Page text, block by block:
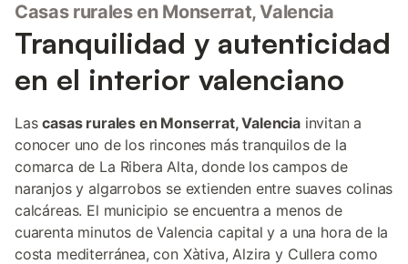
Casas rurales en Monserrat, Valencia
Tranquilidad y autenticidad
en el interior valenciano
Lascasas rurales en Monserrat, Valenciainvitan a
conocer uno de los rincones más tranquilos de la
comarca de La Ribera Alta, donde los campos de
naranjos y algarrobos se extienden entre suaves colinas
calcáreas. El municipio se encuentra a menos de
cuarenta minutos de Valencia capital y a una hora de la
costa mediterránea, con Xàtiva, Alzira y Cullera como